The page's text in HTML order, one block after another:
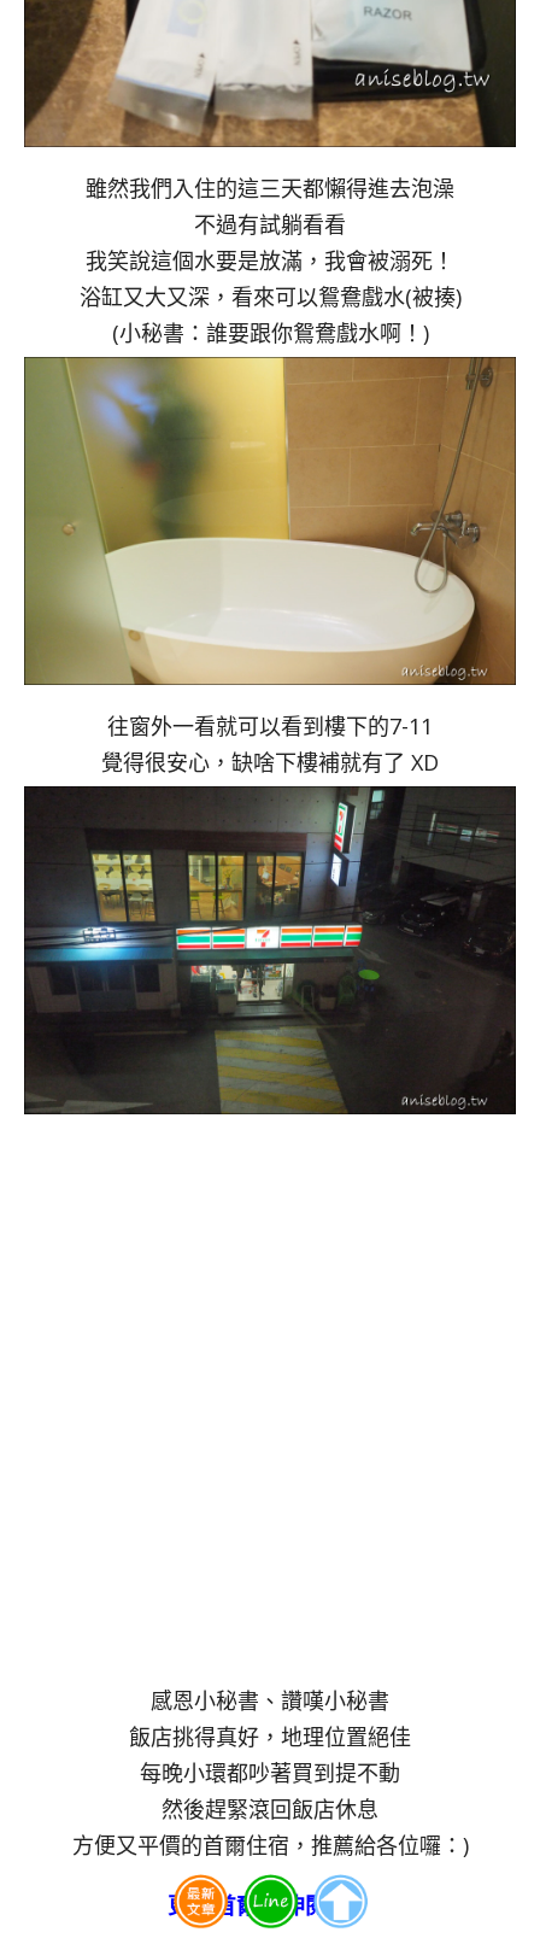
雖然我們入住的這三天都懶得進去泡澡
不過有試躺看看
我笑說這個水要是放滿，我會被溺死！
浴缸又大又深，看來可以鴛鴦戲水(被揍)
(小秘書：誰要跟你鴛鴦戲水啊！)
往窗外一看就可以看到樓下的7-11
覺得很安心，缺啥下樓補就有了 XD
感恩小秘書、讚嘆小秘書
飯店挑得真好，地理位置絕佳
每晚小環都吵著買到提不動
然後趕緊滾回飯店休息
方便又平價的首爾住宿，推薦給各位囉：)
更多首爾延伸閱讀：